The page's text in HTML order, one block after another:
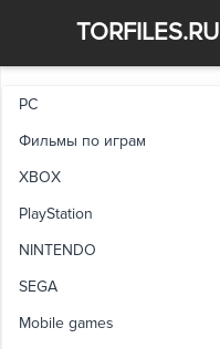
TORFILES.RU
PC
Фильмы по играм
XBOX
PlayStation
NINTENDO
SEGA
Mobile games